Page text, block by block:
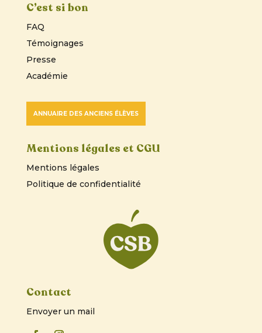
C’est si bon
FAQ
Témoignages
Presse
Académie
ANNUAIRE DES ANCIENS ÉLÈVES
Mentions légales et CGU
Mentions légales
Politique de confidentialité
Contact
Envoyer un mail